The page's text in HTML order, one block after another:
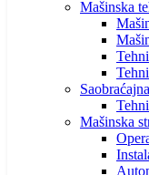
Mašinska
Mašinska